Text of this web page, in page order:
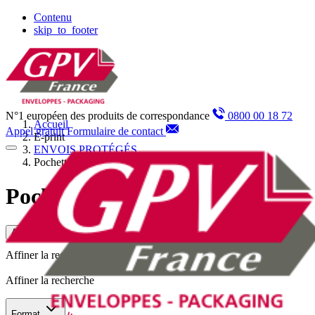
Contenu
skip_to_footer
N°1 européen des produits de correspondance
0800 00 18 72
Appel gratuit Formulaire de contact
Accueil
E-print
ENVOIS PROTÉGÉS
Pochettes Bulles d'Air
Pochettes Bulles d'Air
Affiner la recherche
Affiner la recherche
Affiner la recherche